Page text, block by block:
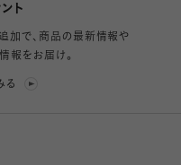
ト
加で、 商品の最新情報や
報をお届け。
る